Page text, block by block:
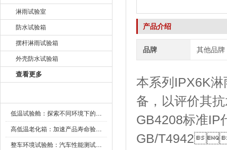
淋雨试验室
防水试验箱
摆杆淋雨试验箱
外壳防水试验箱
查看更多
低温试验舱：探索不同环境下的科技边界
高低温老化箱：加速产品寿命验证的可靠伙伴
整车环境试验舱：汽车性能测试的设备
产品介绍
品牌 其他品牌
本系列IPX6K淋
备，以评价
GB4208标准IP
GB/